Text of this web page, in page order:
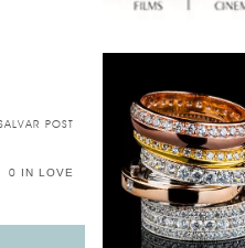
POST
0 IN LOVE